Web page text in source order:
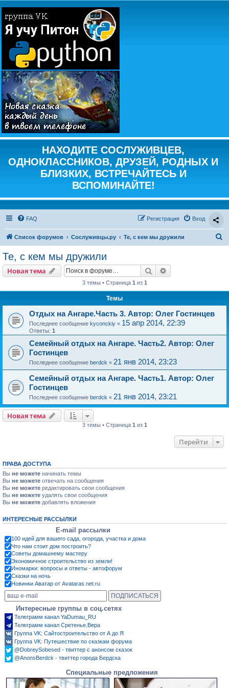
НАХОДИТЕ СОСЛУЖИВЦЕВ,
ОДНОКЛАССНИКОВ, ДРУЗЕЙ, РОДНЫХ И
БЛИЗКИХ, ВСТРЕЧАЙТЕСЬ И
ВСПОМИНАЙТЕ!
FAQ Вход
Регистрация
Список форумов Сослуживцы.ру Те, с кем мы дружили
Те, с кем мы дружили
Новая тема Поиск
3 темы • Страница 1 из 1
Темы
Отдых на Ангаре.Часть 3. Автор: Олег Гостинцев
Последнее сообщение kyconckiy « 15 апр 2014, 22:39
Ответы: 1
Семейный отдых на Ангаре. Часть2. Автор: Олег
Гостинцев
Последнее сообщение berdck « 21 янв 2014, 23:23
Семейный отдых на Ангаре. Часть1. Автор: Олег
Гостинцев
Последнее сообщение berdck « 21 янв 2014, 23:21
Новая тема
3 темы • Страница 1 из 1
Перейти
ПРАВА ДОСТУПА
Вы не можете начинать темы
Вы не можете отвечать на сообщения
Вы не можете редактировать свои сообщения
Вы не можете удалять свои сообщения
Вы не можете добавлять вложения
ИНТЕРЕСНЫЕ РАССЫЛКИ
E-mail рассылки
100 идей для вашего сада, огорода, участка и дома
Что нам стоит дом построить?
Советы домашнему мастеру
Экономичное строительство из земли!
Иномарки: вопросы и ответы - автофорум
Сказки на ночь
Новинки Аватар от Avataras.net.ru
Интересные группы в соц.сетях
Телеграмм канал YaDumau_RU
Телеграмм канал Сретенье.Вера
Группа VK: Сайтостроительство от А до Я
Группа VK: Путешествие по сказкам форума
@DobreySobesed - твиттер с анонсом сказок
@AnonsBerdck - твиттер города Бердска
Специальные предложения